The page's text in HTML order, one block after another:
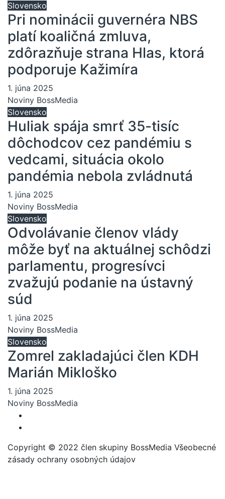
Slovensko
Pri nominácii guvernéra NBS
platí koaličná zmluva,
zdôrazňuje strana Hlas, ktorá
podporuje Kažimíra
1. júna 2025
Noviny BossMedia
Slovensko
Huliak spája smrť 35-tisíc
dôchodcov cez pandémiu s
vedcami, situácia okolo
pandémia nebola zvládnutá
1. júna 2025
Noviny BossMedia
Slovensko
Odvolávanie členov vlády
môže byť na aktuálnej schôdzi
parlamentu, progresívci
zvažujú podanie na ústavný
súd
1. júna 2025
Noviny BossMedia
Slovensko
Zomrel zakladajúci člen KDH
Marián Mikloško
1. júna 2025
Noviny BossMedia
Copyright © 2022 člen skupiny BossMedia Všeobecné
zásady ochrany osobných údajov